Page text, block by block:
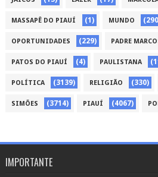
MASSAPÊ DO PIAUÍ (1) MUNDO
OPORTUNIDADES (229) PADRE
PATOS DO PIAUÍ (4) PAULISTANA
POLÍTICA (3139) RELIGIÃO (330)
SIMÕES (3714) PIAUÍ (4067)
IMPORTANTE